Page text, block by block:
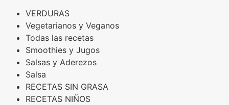
VERDURAS
Vegetarianos y Veganos
Todas las recetas
Smoothies y Jugos
Salsas y Aderezos
Salsa
RECETAS SIN GRASA
RECETAS NIÑOS